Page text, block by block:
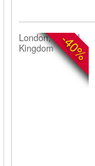
-40%
London, United
Kingdom